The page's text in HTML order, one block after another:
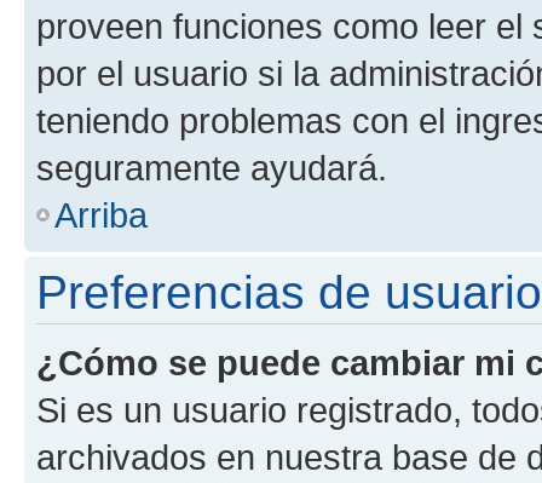
proveen funciones como leer el
por el usuario si la
teniendo problemas con el
seguramente ayudará.
Arriba
Preferencias de
¿Cómo se puede cambiar mi
Si es un usuario registrado,
archivados en nuestra base de